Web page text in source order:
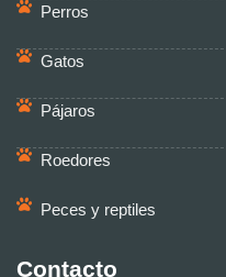
Perros
Gatos
Pájaros
Roedores
Peces y reptiles
Contacto